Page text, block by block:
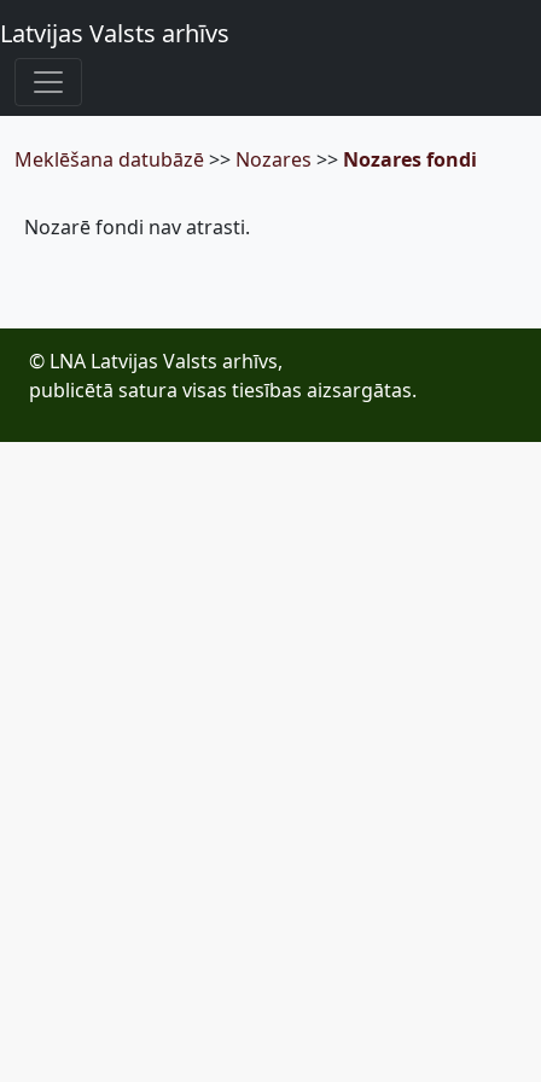
Latvijas Valsts arhīvs
Meklēšana datubāzē>> Nozares >> Nozares fondi
Nozarē fondi nav atrasti.
© LNA Latvijas Valsts arhīvs,
publicētā satura visas tiesības aizsargātas.